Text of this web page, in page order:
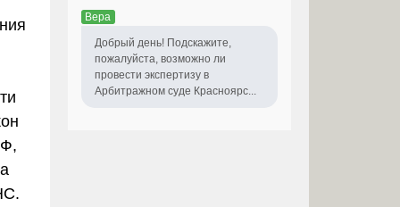
Вера
Добрый день! Подскажите,
пожалуйста, возможно ли
провести экспертизу в
Арбитражном суде Красноярс...